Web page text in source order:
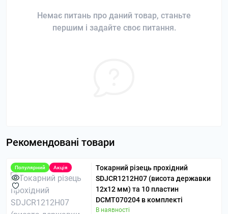
Немає питань про даний товар, станьте
першим і задайте своє питання.
Рекомендовані товари
Популярний Акція
Токарний різець прохідний
SDJCR1212H07 (висота державки
12х12 мм) та 10 пластин
DCMT070204 в комплекті
В наявності